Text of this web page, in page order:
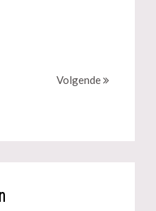
Volgende